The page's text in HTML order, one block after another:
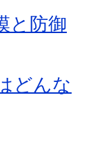
と防御
どんな